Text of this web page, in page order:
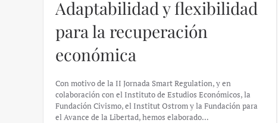
Adaptabilidad y flexibilidad
para la recuperación
económica
Con motivo de la II Jornada Smart Regulation, y en
colaboración con el Instituto de Estudios Económicos, la
Fundación Civismo, el Institut Ostrom y la Fundación para
el Avance de la Libertad, hemos elaborado…